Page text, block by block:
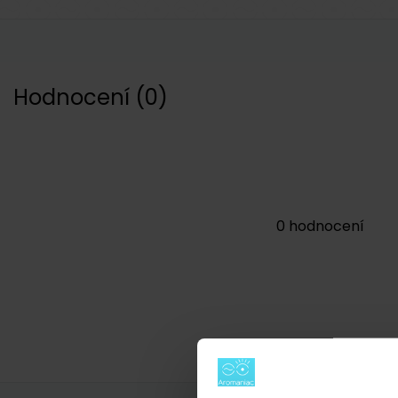
Hodnocení (0)
0 hodnocení